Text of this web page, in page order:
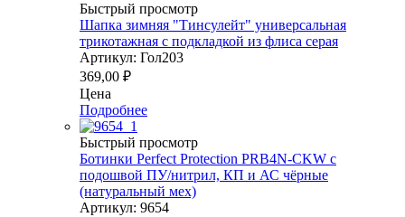
Быстрый просмотр
Шапка зимняя "Тинсулейт" универсальная
трикотажная с подкладкой из флиса серая
Артикул: Гол203
369,00 ₽
Цена
Подробнее
Быстрый просмотр
Ботинки Perfect Protection PRB4N-CKW с
подошвой ПУ/нитрил, КП и АС чёрные
(натуральный мех)
Артикул: 9654